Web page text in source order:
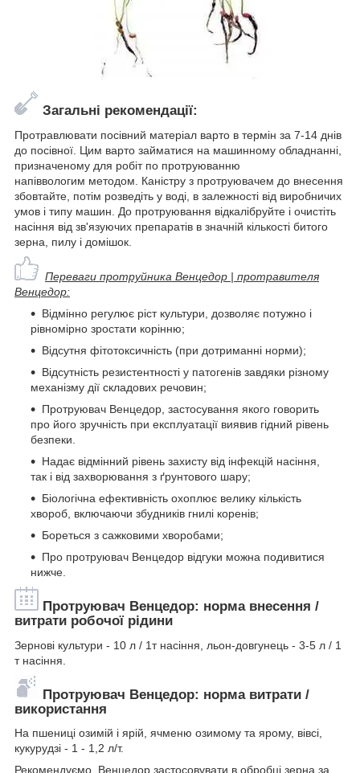
Загальні рекомендації:
Протравлювати посівний матеріал варто в термін за 7-14 днів
до посівної. Цим варто займатися на машинному обладнанні,
призначеному для робіт по протруюванню
напіввологим методом. Каністру з протруювачем до внесення
збовтайте, потім розведіть у воді, в залежності від виробничих
умов і типу машин. До протруювання відкалібруйте і очистіть
насіння від зв'язуючих препаратів в значній кількості битого
зерна, пилу і домішок.
Переваги протруйника Венцедор | протравителя
Венцедор:
Відмінно регулює ріст культури, дозволяє потужно і
рівномірно зростати корінню;
Відсутня фітотоксичність (при дотриманні норми);
Відсутність резистентності у патогенів завдяки різному
механізму дії складових речовин;
Протруювач Венцедор, застосування якого говорить
про його зручність при експлуатації виявив гідний рівень
безпеки.
Надає відмінний рівень захисту від інфекцій насіння,
так і від захворювання з ґрунтового шару;
Біологічна ефективність охоплює велику кількість
хвороб, включаючи збудників гнилі коренів;
Бореться з сажковими хворобами;
Про протруювач Венцедор відгуки можна подивитися
нижче.
Протруювач Венцедор: норма внесення /
витрати робочої рідини
Зернові культури - 10 л / 1т насіння, льон-довгунець - 3-5 л / 1
т насіння.
Протруювач Венцедор: норма витрати /
використання
На пшениці озимій і ярій, ячменю озимому та ярому, вівсі,
кукурудзі - 1 - 1,2 л/т.
Рекомендуємо Венцедор застосовувати в обробці зерна за